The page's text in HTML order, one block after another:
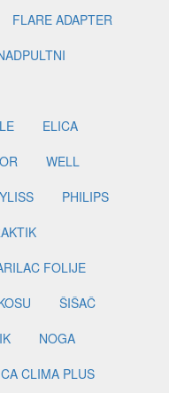
FLARE ADAPTER
ELICA
WELL
PHILIPS
FOLIJE
ŠIŠAČ
NOGA
CLIMA PLUS